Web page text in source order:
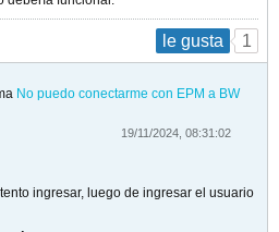
le gusta 1
No puedo conectarme con EPM a BW
19/11/2024, 08:31:02
ingresar, luego de ingresar el usuario